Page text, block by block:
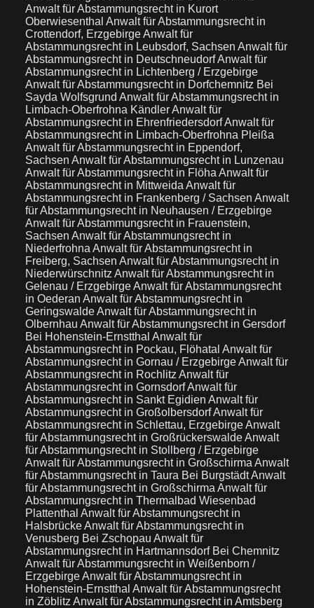
Anwalt für Abstammungsrecht in Kurort
Oberwiesenthal Anwalt für Abstammungsrecht in
Crottendorf, ErzgebirgeAnwalt für
Abstammungsrecht in Leubsdorf, Sachsen Anwalt für
Abstammungsrecht in DeutschneudorfAnwalt für
Abstammungsrecht in Lichtenberg / Erzgebirge
Anwalt für Abstammungsrecht in Dorfchemnitz Bei
Sayda Wolfsgrund Anwalt für Abstammungsrecht in
Limbach-Oberfrohna KändlerAnwalt für
Abstammungsrecht in EhrenfriedersdorfAnwalt für
Abstammungsrecht in Limbach-Oberfrohna Pleißa
Anwalt für Abstammungsrecht in Eppendorf,
Sachsen Anwalt für Abstammungsrecht in Lunzenau
Anwalt für Abstammungsrecht in Flöha Anwalt für
Abstammungsrecht in Mittweida Anwalt für
Abstammungsrecht in Frankenberg / Sachsen Anwalt
für Abstammungsrecht in Neuhausen / Erzgebirge
Anwalt für Abstammungsrecht in Frauenstein,
Sachsen Anwalt für Abstammungsrecht in
Niederfrohna Anwalt für Abstammungsrecht in
Freiberg, Sachsen Anwalt für Abstammungsrecht in
Niederwürschnitz Anwalt für Abstammungsrecht in
Gelenau / ErzgebirgeAnwalt für Abstammungsrecht
in Oederan Anwalt für Abstammungsrecht in
GeringswaldeAnwalt für Abstammungsrecht in
Olbernhau Anwalt für Abstammungsrecht in Gersdorf
Bei Hohenstein-Ernstthal Anwalt für
Abstammungsrecht in Pockau, Flöhatal Anwalt für
Abstammungsrecht in Gornau / ErzgebirgeAnwalt für
Abstammungsrecht in Rochlitz Anwalt für
Abstammungsrecht in GornsdorfAnwalt für
Abstammungsrecht in Sankt Egidien Anwalt für
Abstammungsrecht in GroßolbersdorfAnwalt für
Abstammungsrecht in Schlettau, ErzgebirgeAnwalt
für Abstammungsrecht in GroßrückerswaldeAnwalt
für Abstammungsrecht in Stollberg / Erzgebirge
Anwalt für Abstammungsrecht in Großschirma Anwalt
für Abstammungsrecht in Taura Bei BurgstädtAnwalt
für Abstammungsrecht in Großschirma Anwalt für
Abstammungsrecht in Thermalbad Wiesenbad
Plattenthal Anwalt für Abstammungsrecht in
HalsbrückeAnwalt für Abstammungsrecht in
Venusberg Bei Zschopau Anwalt für
Abstammungsrecht in Hartmannsdorf Bei Chemnitz
Anwalt für Abstammungsrecht in Weißenborn /
ErzgebirgeAnwalt für Abstammungsrecht in
Hohenstein-Ernstthal Anwalt für Abstammungsrecht
in Zöblitz Anwalt für Abstammungsrecht in Amtsberg